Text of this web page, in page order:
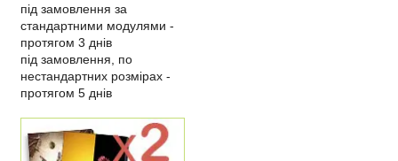
під замовлення за
стандартними модулями -
протягом 3 днів
під замовлення, по
нестандартних розмірах -
протягом 5 днів